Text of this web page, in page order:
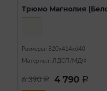
Трюмо Магнолия
Размеры: 820х414х640
Материал: ЛДСП/МДФ
6 390a 4 790 a